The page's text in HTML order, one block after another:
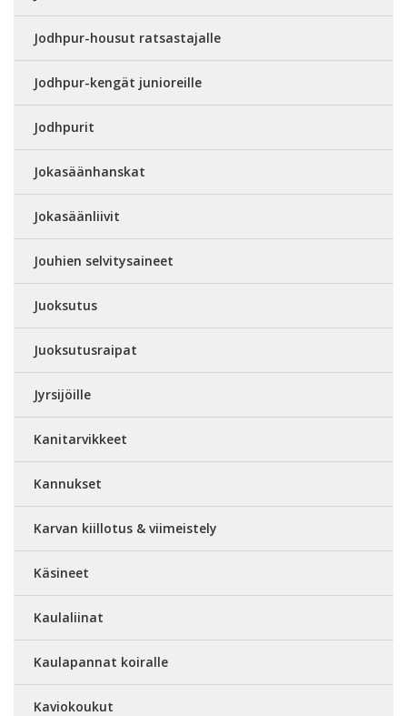
Jodhpur-housut ratsastajalle
Jodhpur-kengät junioreille
Jodhpurit
Jokasäänhanskat
Jokasäänliivit
Jouhien selvitysaineet
Juoksutus
Juoksutusraipat
Jyrsijöille
Kanitarvikkeet
Kannukset
Karvan kiillotus & viimeistely
Käsineet
Kaulaliinat
Kaulapannat koiralle
Kaviokoukut